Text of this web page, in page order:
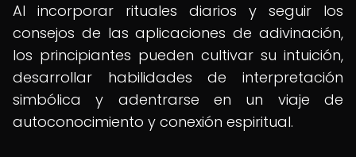
Al incorporar rituales diarios y seguir los
consejos de las aplicaciones de adivinación,
los principiantes pueden cultivar su intuición,
desarrollar habilidades de interpretación
simbólica y adentrarse en un viaje de
autoconocimiento y conexión espiritual.